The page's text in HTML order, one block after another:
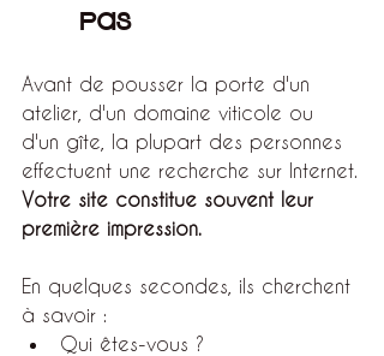
pas
Avant de pousser la porte d'un
atelier, d'un domaine viticole ou
d'un gîte, la plupart des personnes
effectuent une recherche sur Internet.
Votre site constitue souvent leur
première impression.
En quelques secondes, ils cherchent
à savoir :
Qui êtes-vous ?